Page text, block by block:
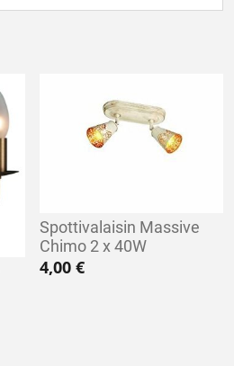
Spottivalaisin Massive
Chimo 2 x 40W
4,00€